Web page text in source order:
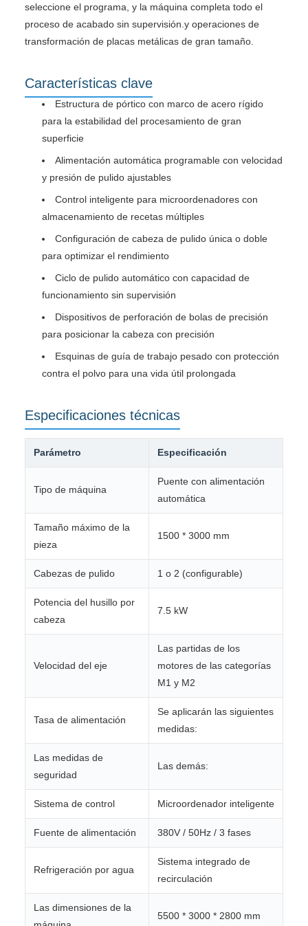
seleccione el programa, y la máquina completa todo el
proceso de acabado sin supervisión.y operaciones de
transformación de placas metálicas de gran tamaño.
Características clave
Estructura de pórtico con marco de acero rígido
para la estabilidad del procesamiento de gran
superficie
Alimentación automática programable con velocidad
y presión de pulido ajustables
Control inteligente para microordenadores con
almacenamiento de recetas múltiples
Configuración de cabeza de pulido única o doble
para optimizar el rendimiento
Ciclo de pulido automático con capacidad de
funcionamiento sin supervisión
Dispositivos de perforación de bolas de precisión
para posicionar la cabeza con precisión
Esquinas de guía de trabajo pesado con protección
contra el polvo para una vida útil prolongada
Especificaciones técnicas
Parámetro Especificación
Tipo de máquina
Puente con alimentación
automática
Tamaño máximo de la
pieza
1500 * 3000 mm
Cabezas de pulido 1 o 2 (configurable)
Potencia del husillo por
cabeza
7.5 kW
Velocidad del eje
Las partidas de los
motores de las categorías
M1 y M2
Tasa de alimentación
Se aplicarán las siguientes
medidas:
Las medidas de
seguridad
Las demás:
Sistema de control Microordenador inteligente
Fuente de alimentación 380V / 50Hz / 3 fases
Refrigeración por agua
Sistema integrado de
recirculación
Las dimensiones de la
5500 * 3000 * 2800 mm